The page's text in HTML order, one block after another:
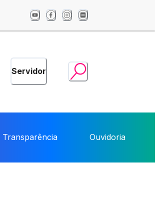
Servidor
Transparência Ouvidoria